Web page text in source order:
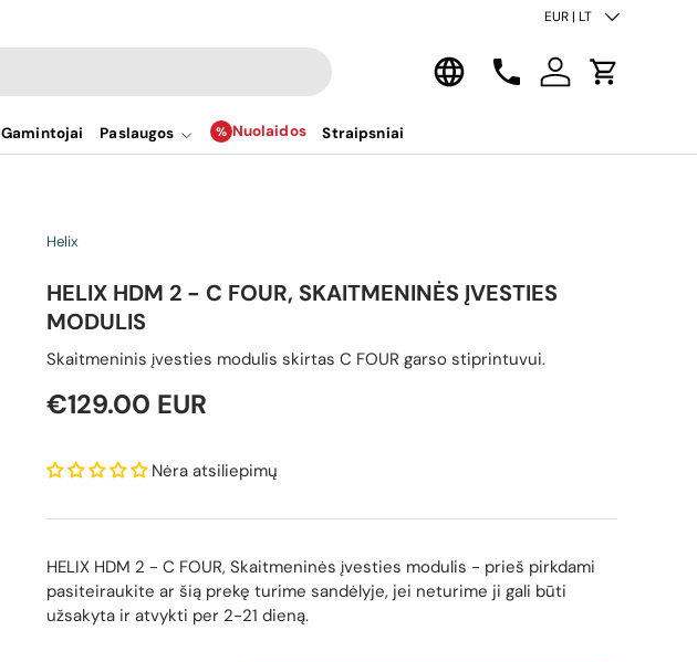
Šalis/regionas
EUR | LT
Kalba
KontaktaiPrisijungtiKrepšelis
Gamintojai Paslaugos Nuolaidos Straipsniai
Helix
HELIX HDM 2 - C FOUR, SKAITMENINĖS ĮVESTIES
MODULIS
Skaitmeninis įvesties modulis skirtas C FOUR garso stiprintuvui.
Reguliari kaina
€129.00 EUR
Nėra atsiliepimų
HELIX HDM 2 - C FOUR, Skaitmeninės įvesties modulis - prieš pirkdami
pasiteiraukite ar šią prekę turime sandėlyje, jei neturime ji gali būti
užsakyta ir atvykti per 2-21 dieną.